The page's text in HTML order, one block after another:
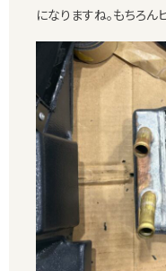
になりますね。もちろ